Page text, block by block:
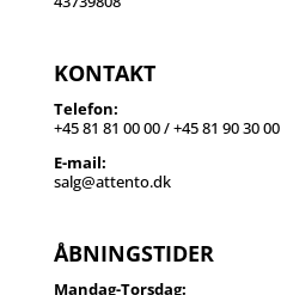
KONTAKT
Telefon:
+45 81 81 00 00 / +45 81 90 30 00
E-mail:
salg@attento.dk
ÅBNINGSTIDER
Mandag-Torsdag: